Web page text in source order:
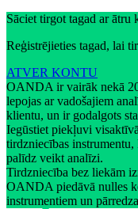
Sāciet tirgot tagad ar ātru
Reģistrējieties tagad, lai
ATVER KONTU
OANDA ir vairāk nekā
lepojas ar vadošajiem
klientu, un ir godalgots
Iegūstiet piekļuvi
tirdzniecības
palīdz veikt analīzi.
Tirdzniecība bez liekām
OANDA piedāvā nulles
instrumentiem un